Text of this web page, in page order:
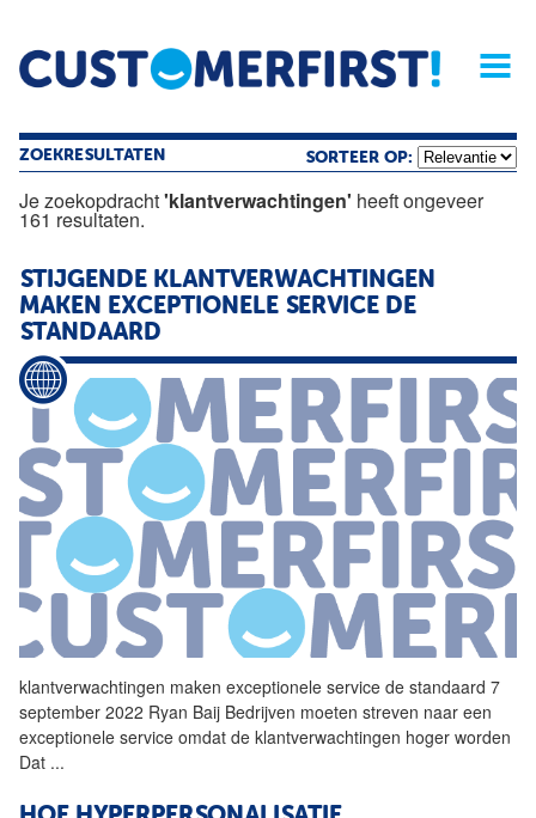
Home Opinie Archief
Magazine
ZOEKRESULTATEN SORTEER OP:
Je zoekopdracht'klantverwachtingen' heeft ongeveer
161 resultaten.
STIJGENDE KLANTVERWACHTINGEN
MAKEN EXCEPTIONELE SERVICE DE
STANDAARD
klantverwachtingen maken exceptionele service de standaard 7
september 2022 Ryan Baij Bedrijven moeten streven naar een
exceptionele service omdat de klantverwachtingen hoger worden
Dat ...